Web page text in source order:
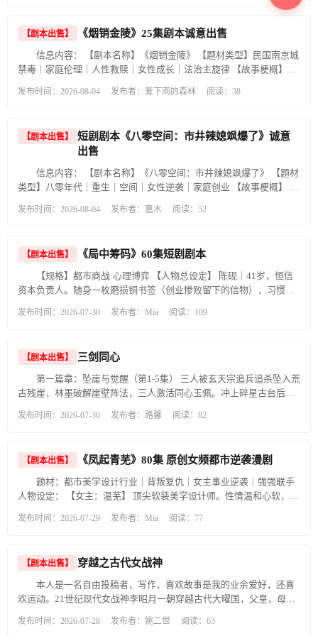
贵生命。不久，山区大岗高中师资严重匮乏，魏林和梁晓燕又被调往
那里。环境比想象中更艰苦：师生要自己上山砍柴背回学校蒸饭，没
有自来水，只能到山涧小溪边洗衣。许多教师熬不住低薪和清苦，纷
纷下海、考研或改行，但魏林、梁晓燕和一批同事始终坚守。被任命
为校长后，魏林带领团队因地制宜、因材施教，突出学生音体美特
长，还利用兵工厂前辈留下的五十亩荒山和田地，组织学生种田、种
老百姓心中的旗帜。”同时，学校实施“6+1”教学科研计划，师生齐心
协力，高考成绩最终超过了县城重点中学，将山区学校打造成现代农
村教育的样板。 由于教学管理成绩突出，魏林作为高层人才被引进到
著名钢铁城渝州市第一中学任校长。他虚心学习外省经验，结合本校
实际，用红色教育和传统文化鼓舞师生，使学校成为211、985高校优
教育局局长，在昔日辞职后在外取得突出成绩的同学向朝明、曹细平
优质生源基地；同时学习江苏晓庄实验学校特色，利用郊区自然环
境，把偏远学校建成现代国际学校样板，吸引国内外同行参观交流。
之后，魏林被破格提拔为粤省教育厅厅长，准备实施更宏大的基础教
庐山险峰、植物园、含鄱口、仙人洞、九江甘棠湖与南湖、南山公
烈士陵园，以及广州、佛山城市风光和江西传统习俗“抓周”等丰富景
理性与情感、陈旧观念与新生事物、时代变迁之间的冲突与融合，最
终呼应了习近平总书记“大力弘扬教育家精神，努力搞好基础教学改革
和实践，为国家培养高精尖科技人才贡献力量”的号召，用魏林这一代
的普通男青年，因国家战略需要，初中毕业后被择优录取到小中师学
校学习，毕业后从事乡村小学教育，因受挫，也因受上进心驱使考入
重点大学深造，但因心系家乡乡村的发展，毅然回到农村从事乡村基
础教育，奉献了自己的青春和热血。。 女主： 梁晓燕：女，24-55
岁，中等个，身材苗条，漂亮大方，一个热爱教育的城市女青年，初
向朝明：男，24-55岁，高瘦、黝黑、果敢，魏林曾经的同学同事，下
海去了澳大利亚，一路摸爬滚打，从普通销售员做到销售总经理，开
了三家大公司，年产值100多个亿。发展到专门从事无人驾驶汽车和芯
片及光刻机的研发，投巨资支持家乡基础教育，支持魏林的教育改
事，去了加拿大软件和信息公司业，发展很好；今年捐巨资资助家乡
下假金库诱敌深入，全歼来犯之敌。然而更大的危机接踵而至——敌
军伪装成红军主力，突袭根据地。曹光亨、刘肩三率队血战阻击，以
三十人拼死拖住敌军，掩护汪义发带主力突围。激战中，石秀选、王
粮。曹光亨冒险取水被俘，在狱中受尽酷刑，宁死不屈。敌军将他押
赴刑场，割下头颅悬于万年台，并施以令人发指的暴行。但这场血腥
杀戮非但没有吓退民众，反而彻底点燃了百姓的怒火，无数青年扛起
酷刑折磨中，他始终未吐露半个字，最终壮烈就义，死不瞑目。汪义
发在掩护小张突围时牺牲，临终前嘱托：“党的秘密金库，只能告诉自
时光飞逝，数十年过去。当年的小张已成为满头银发的张司令员。革
命早已胜利，百姓安居乐业。他重回武山，想完成当年的承诺，将深
埋的经费与档案交给组织。然而五十年的风雨侵蚀、山洪改道、草木
鹰沟探测到异常岩洞信号，疑似有砌筑痕迹。所有人都以为宝藏即将
重见天日，张司令员却在深思后发函：暂缓一切勘探。他最终悟透
——先烈们当年埋下的不是金银，是让后世不再挨饿受冻的念想。如
今山河无恙、万家安乐，正是他们拼命想要的结果。有形之物找与不
探宝者寻至洞口，只见内里坍塌，巨石封堵，只得转身离去。夏夜村
而真正的宝藏，永远封存在武山深处，也永远活在一代代人的记忆
里。 核心人物小传 1.曹光亨：男，30岁，张岭乡苏维埃主席，独目，
苦出身，忠勇刚烈，革命物资主要守护者 2.刘肩三：男，30+，赣北核
30+，革命者，刘肩三搭档，果敢干练，英勇无畏 4.老年村民甲/乙：
民党潜伏特务 8.陈老实：淳朴农夫，善良无辜受害者 9.王溜子：乡村
官 11.石秀选、王学耀、小张（警卫员/晚年张司令员）：革命队员，
核心配角 12.陈叔：地下联络员
【剧本出售】 《烟销金陵》25集剧本诚意出售
信息内容： 【剧本名称】《烟销金陵》 【题材类型】民国南京城
禁毒｜家庭伦理｜人性救赎｜女性成长｜法治主旋律 【故事梗概】
南京城烟毒泛滥，护士徐芷昕偶遇船商刘啸川，心生情愫与之成婚生
操控。徐芷昕自幼因鸦片痛失双亲与大哥，深恶毒祸，婚后逐步察觉
丈夫罪业，在亲情与法理之间痛苦拉扯，数次想劝其自首，却因女儿
遭威胁选择隐瞒、销毁证据，沦为包庇者。缉毒巡官徐逸骁是徐芷昕
唯一兄长，多年暗中侦查，掌握完整证据后依法抓捕刘啸川，亲手将
妹妹与妹夫送上法庭。庭审徐芷昕因包庇、毁灭证据获刑，刘啸川被
窝线索助力全城扫毒。多年后她刑满出狱，女儿刘安愉继承舅舅志向
合改编短视频短剧，诚意寻求制片方、平台合作，价格可洽谈。有意
发布时间：2026-08-04 发布者：爱下雨的森林 阅读：38
【剧本出售】
短剧剧本《八零空间：市井辣媳飒爆了》诚意
出售
信息内容： 【剧本名称】《八零空间：市井辣媳飒爆了》 【题材
类型】八零年代｜重生｜空间｜女性逆袭｜家庭创业 【故事梗概】 林
的灵泉空间与家传酱菜手艺，从路边摆摊起步，一步步开办标准化酱
兰实现经济独立，化解同业恩怨，带动二十余名下岗女工就业，凭过
硬品质拿下多地订单、开设县分厂。故事结尾，外婆藏下的南方酱菜
秘方现世，广州老牌贸易商慕名而来，她的事业迎来全新的机遇与挑
战。 剧本完整定稿，节奏紧凑，适合改编短视频短剧，诚意寻求制片
选阅览。
发布时间：2026-08-04 发布者：嘉木 阅读：52
【剧本出售】 《局中筹码》60集短剧剧本
【规格】都市商战·心理博弈 【人物总设定】 陈砚｜41岁，恒信
资本负责人。随身一枚磨损铜书签（创业惨败留下的信物），习惯沉
远藏在细碎动作里。 林绍远｜38岁，启星科技创始人。心气高傲，不
惯用从容外表掩盖恐慌。 周曼｜36岁，陈砚副手。观察力细腻，极少
主动发言，默默记录所有细节，是陈砚的第二双眼睛。 王诚｜中间
人，自由商业掮客。两面周旋，利己至上，两头传递碎片化信息，伺
机攫取居间利益，暗中留有自保后手。 第1集 地点：老城云栖茶室，
不断收紧的倒计时。包厢里焖泡普洱，厚重茶香混着老木受潮的闷
旦猎物出现漏洞，不会留有缓和余地。 林绍远提前十五分钟抵达。手
机每隔几十秒震动一次，每回屏幕亮起，他下意识捂住屏幕，视线反
复飘向包厢门口。轮到他起身沏茶，腕根不受控发颤，沸水溢出杯
沿，深色木桌洇出一块暗沉水渍。这个转瞬即逝的失态，被陈砚不动
声色尽收眼底。 “陈总愿意亲自赴约，启星才算抓住一线机会。”林绍
景。但资本投资的核心是人，不是纸面描绘的蓝图。圈内消息，下月
你需要结清生产线一笔高额尾款。” 林绍远脸上笑意僵滞半秒，迅速
调整：“正常资金周转，下游回款到位就能补齐缺口。” “永远不要将尚
未落袋的回款算作可用现金流。”瓷杯轻磕桌面，短促一响，“太多创
业者栽在这个误区。” “只要恒信资金落地，半年实现正向盈利，估值
发布时间：2026-07-30 发布者：Mia 阅读：109
【剧本出售】 三剑同心
第一篇章：坠崖与觉醒（第1-5集） 三人被玄天宗追兵追杀坠入荒
古残崖，林墨破解崖壁阵法，三人激活同心玉佩。冲上碎星古台后，
醒，玉佩飞入巨影眉心，三脉传承认主。天道降下紫金劫雷，三人以
体出动围剿。 第二篇章：逆天之战（第6-15集） 林墨激活上古残阵反
镇宗门，宗主亲自降临。三人被碾压之际，古影之力再度苏醒，传承
彻底解封。宗主引域外魔气入界，魔尊虚影现身。三人合力打散虚
影，古台浮现密文：三脉同心，可斩天道。天道忌惮，降规则枷锁，
劫使降临，三人硬撼九天灭世神雷，破格成仙，打散劫使。 第三篇
忆，联手击败囚仙，但天道本源随即降临。三人燃烧传承本源献祭彼
此，炼出归一之力，击穿天道人面。万界哗然，七大仙域至尊齐齐出
关压境。以三敌七，周毅舍身挡至宝，濒死觉醒不灭金刚战体。至尊
发动终极合击，三人以三剑归一雏形破之，一战扬名万界。战后残崖
夜话，三人约定永不分离。 第四篇章：仙界天道（第31-34集） 仙界
发布时间：2026-07-30 发布者：路馨 阅读：82
【剧本出售】 《凤起青芜》80集 原创女频都市逆袭漫剧
题材：都市美学设计行业｜背叛复仇｜女主事业逆袭｜强强联手
人物设定： 【女主：温芜】 顶尖软装美学设计师。性情温和心软，全
境重生之后冷静睿智，心思缜密，不恋爱脑，专注夺回一切，创立独
己。依靠温芜源源不断的原创设计方案起家，为攀附豪门千金，反手
夺走所有成果，销毁温芜创作证据。 【女反派：夏知冉】 地产集团千
金，嫉妒温芜的设计天赋，爱慕沈砚辞。联手沈砚辞布下圈套，利用
资源抹黑温芜，妄图独占行业资源。 【男主（盟友大佬）：陆时珩】
点，欣赏温芜的才华，后期成为商业盟友，互相扶持，感情线循序渐
发布时间：2026-07-29 发布者：Mia 阅读：77
【剧本出售】 穿越之古代女战神
本人是一名自由投稿者，写作，喜欢故事是我的业余爱好，还喜
欢运动。21世纪现代女战神李昭月一朝穿越古代大曜国，父皇，母后
了轩辕弓，木兰，三娘，鲍姑，巴清，光明女铠甲，凌利神爪，日行
发布时间：2026-07-28 发布者：姚二世 阅读：63